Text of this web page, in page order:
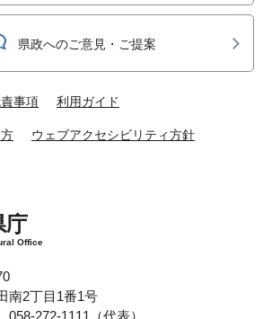
県政へのご意見・ご提案
事項 利用ガイド
ウェブアクセシビリティ方針
庁
Office
南2丁目1番1号
272-1111（代表）